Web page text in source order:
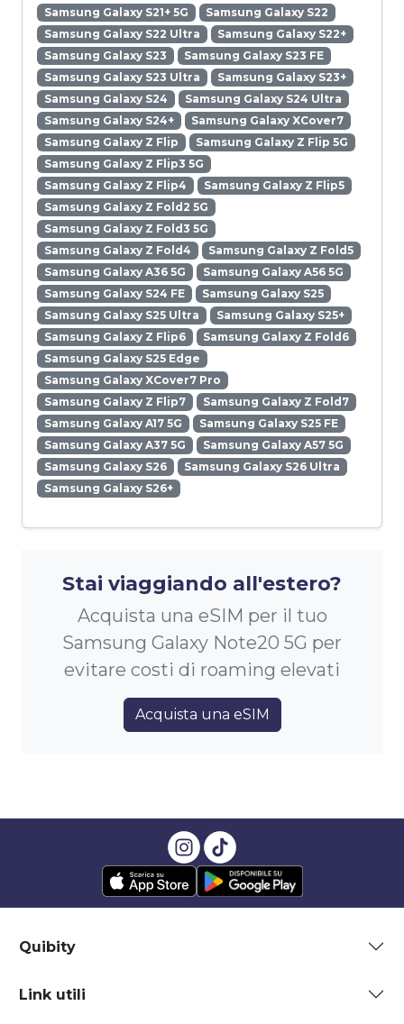
Samsung Galaxy S21+ 5G
Samsung Galaxy S22
Samsung Galaxy S22 Ultra
Samsung Galaxy S22+
Samsung Galaxy S23
Samsung Galaxy S23 FE
Samsung Galaxy S23 Ultra
Samsung Galaxy S23+
Samsung Galaxy S24
Samsung Galaxy S24 Ultra
Samsung Galaxy S24+
Samsung Galaxy XCover7
Samsung Galaxy Z Flip
Samsung Galaxy Z Flip 5G
Samsung Galaxy Z Flip3 5G
Samsung Galaxy Z Flip4
Samsung Galaxy Z Flip5
Samsung Galaxy Z Fold2 5G
Samsung Galaxy Z Fold3 5G
Samsung Galaxy Z Fold4
Samsung Galaxy Z Fold5
Samsung Galaxy A36 5G
Samsung Galaxy A56 5G
Samsung Galaxy S24 FE
Samsung Galaxy S25
Samsung Galaxy S25 Ultra
Samsung Galaxy S25+
Samsung Galaxy Z Flip6
Samsung Galaxy Z Fold6
Samsung Galaxy S25 Edge
Samsung Galaxy XCover7 Pro
Samsung Galaxy Z Flip7
Samsung Galaxy Z Fold7
Samsung Galaxy A17 5G
Samsung Galaxy S25 FE
Samsung Galaxy A37 5G
Samsung Galaxy A57 5G
Samsung Galaxy S26
Samsung Galaxy S26 Ultra
Samsung Galaxy S26+
Stai viaggiando all'estero?
Acquista una eSIM per il tuo
Samsung Galaxy Note20 5G per
evitare costi di roaming elevati
Acquista una eSIM
Quibity
Link utili